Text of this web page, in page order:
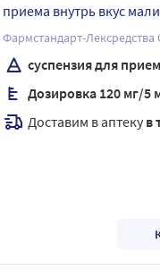
приема внутрь вкус
Фармстандарт-
суспензия для
Дозировка 120 мг/5
Доставим в аптеку в